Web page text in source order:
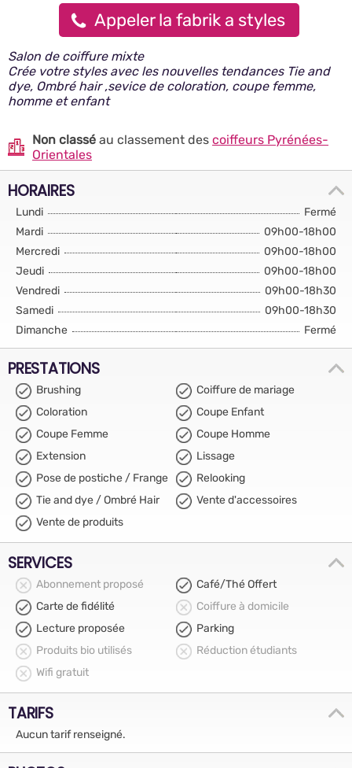
Appeler la fabrik a styles
Salon de coiffure mixte
Crée votre styles avec les nouvelles tendances Tie and
dye, Ombré hair ,sevice de coloration, coupe femme,
homme et enfant
Non classé au classement descoiffeurs Pyrénées-
Orientales
HORAIRES
Lundi
Fermé
Mardi
09h00-18h00
Mercredi
09h00-18h00
Jeudi
09h00-18h00
Vendredi
09h00-18h30
Samedi
09h00-18h30
Dimanche
Fermé
PRESTATIONS
Brushing
Coiffure de mariage
Coloration
Coupe Enfant
Coupe Femme
Coupe Homme
Extension
Lissage
Pose de postiche / Frange
Relooking
Tie and dye / Ombré Hair
Vente d'accessoires
Vente de produits
SERVICES
Abonnement proposé
Café/Thé Offert
Carte de fidélité
Coiffure à domicile
Lecture proposée
Parking
Produits bio utilisés
Réduction étudiants
Wifi gratuit
TARIFS
Aucun tarif renseigné.